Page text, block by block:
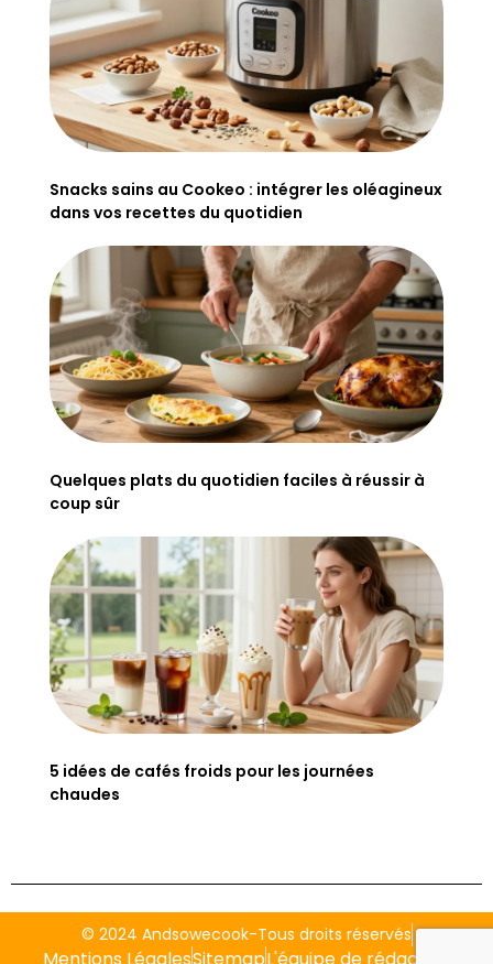
Snacks sains au Cookeo : intégrer les oléagineux
dans vos recettes du quotidien
Quelques plats du quotidien faciles à réussir à
coup sûr
5 idées de cafés froids pour les journées
chaudes
© 2024 Andsowecook-Tous droits réservés
Mentions LégalesSitemapL'équipe de rédaction